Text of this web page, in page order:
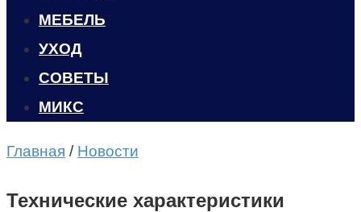
МЕБЕЛЬ
УХОД
CОВЕТЫ
МИКС
Главная / Новости
Технические характеристики